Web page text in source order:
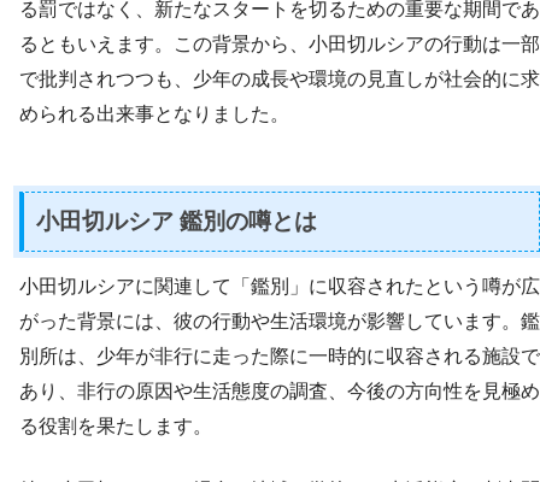
る罰ではなく、新たなスタートを切るための重要な期間であ
るともいえます。この背景から、小田切ルシアの行動は一部
で批判されつつも、少年の成長や環境の見直しが社会的に求
められる出来事となりました。
小田切ルシア 鑑別の噂とは
小田切ルシアに関連して「鑑別」に収容されたという噂が広
がった背景には、彼の行動や生活環境が影響しています。鑑
別所は、少年が非行に走った際に一時的に収容される施設で
あり、非行の原因や生活態度の調査、今後の方向性を見極め
る役割を果たします。